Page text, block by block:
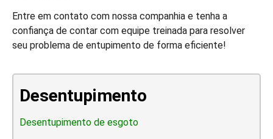
Entre em contato com nossa companhia e tenha a
confiança de contar com equipe treinada para resolver
seu problema de entupimento de forma eficiente!
Desentupimento
Desentupimento de esgoto